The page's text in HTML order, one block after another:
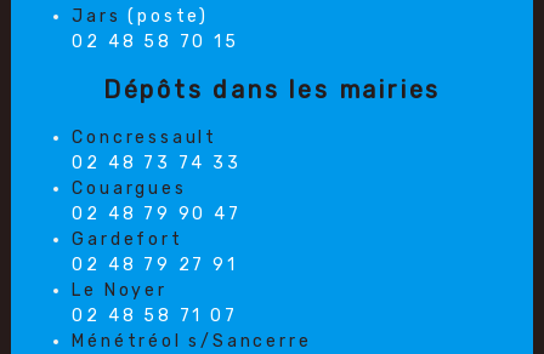
Jars (poste)
02 48 58 70 15
Dépôts dans les mairies
Concressault
02 48 73 74 33
Couargues
02 48 79 90 47
Gardefort
02 48 79 27 91
Le Noyer
02 48 58 71 07
Ménétréol s/Sancerre